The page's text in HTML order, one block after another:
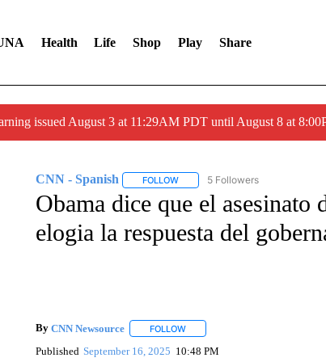
Health Life Shop Play Share
issued August 3 at 11:29AM PDT until August 8 at
CNN - Spanish FOLLOWFOLLOW "CNN - SPANISH" TO
5 Followers
Obama dice que el
elogia la respuesta del
By CNN Newsource FOLLOWFOLLOW "" TO RECEIVE
Published September 16, 2025 10:48 PM